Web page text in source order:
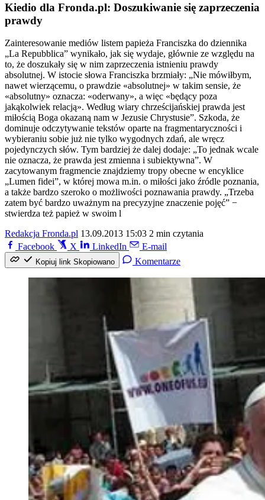
Kiedio dla Fronda.pl: Doszukiwanie się zaprzeczenia
prawdy
Zainteresowanie mediów listem papieża Franciszka do dziennika
„La Repubblica” wynikało, jak się wydaje, głównie ze względu na
to, że doszukały się w nim zaprzeczenia istnieniu prawdy
absolutnej. W istocie słowa Franciszka brzmiały: „Nie mówiłbym,
nawet wierzącemu, o prawdzie «absolutnej» w takim sensie, że
«absolutny» oznacza: «oderwany», a więc «będący poza
jakąkolwiek relacją». Według wiary chrześcijańskiej prawda jest
miłością Boga okazaną nam w Jezusie Chrystusie”. Szkoda, że
dominuje odczytywanie tekstów oparte na fragmentaryczności i
wybieraniu sobie już nie tylko wygodnych zdań, ale wręcz
pojedynczych słów. Tym bardziej że dalej dodaje: „To jednak wcale
nie oznacza, że prawda jest zmienna i subiektywna”. W
zacytowanym fragmencie znajdziemy tropy obecne w encyklice
„Lumen fidei”, w której mowa m.in. o miłości jako źródle poznania,
a także bardzo szeroko o możliwości poznawania prawdy. „Trzeba
zatem być bardzo uważnym na precyzyjne znaczenie pojęć” −
stwierdza też papież w swoim l
Redakcja Fronda.pl 13.09.2013 15:03 2 min czytania
Facebook
X LinkedIn E-mail
Kopiuj link Skopiowano Komentarze